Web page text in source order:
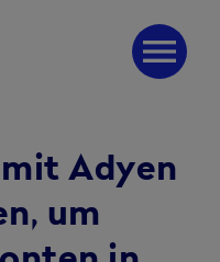
menu
Adyen
um